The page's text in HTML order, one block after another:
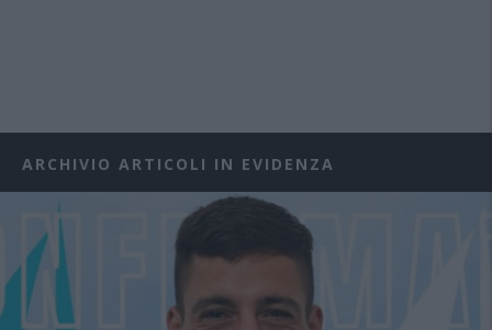
ARCHIVIO ARTICOLI IN EVIDENZA